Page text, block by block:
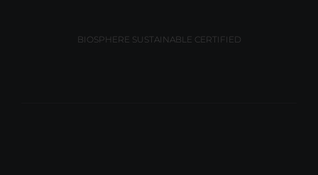
BIOSPHERE SUSTAINABLE CERTIFIED